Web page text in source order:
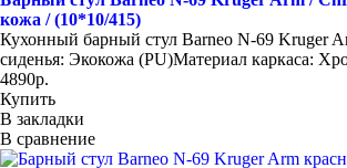
кожа / (10*10/415)
Кухонный барный стул Barneo N-69 Kruger
сиденья: Экокожа (PU)Материал каркаса:
4890р.
Купить
В закладки
В сравнение